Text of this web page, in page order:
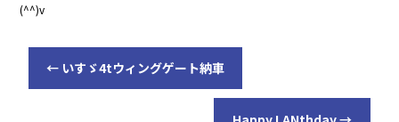
(^^)v
← いすゞ4tウィングゲート納車